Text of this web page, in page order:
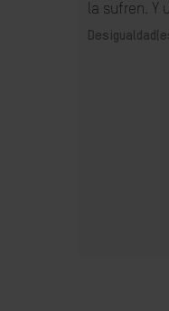
la sufren. Y